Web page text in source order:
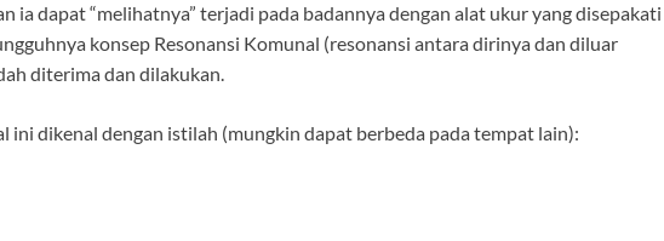
ia dapat “melihatnya” terjadi pada badannya dengan alat ukur yang disepakati
konsep Resonansi Komunal (resonansi antara dirinya dan diluar
diterima dan dilakukan.
ini dikenal dengan istilah (mungkin dapat berbeda pada tempat lain):